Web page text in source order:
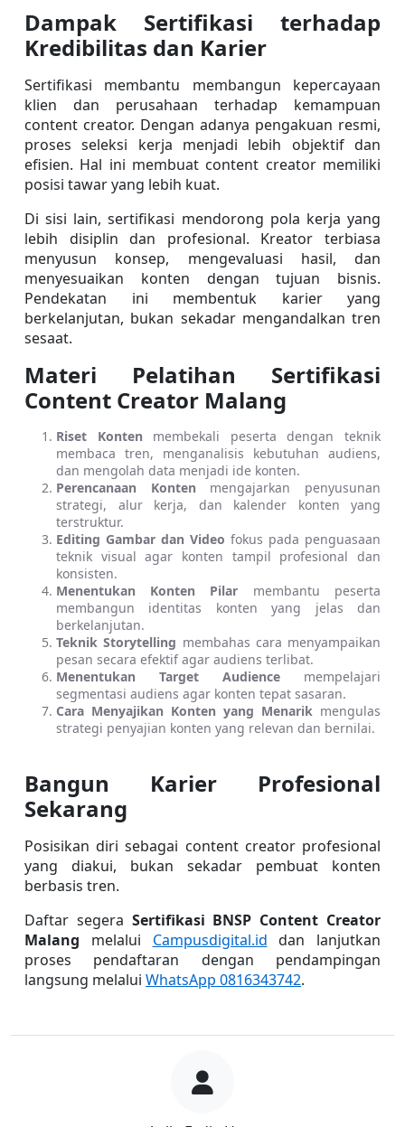
Dampak Sertifikasi terhadap
Kredibilitas dan Karier
Sertifikasi membantu membangun kepercayaan
klien dan perusahaan terhadap kemampuan
content creator. Dengan adanya pengakuan resmi,
proses seleksi kerja menjadi lebih objektif dan
efisien. Hal ini membuat content creator memiliki
posisi tawar yang lebih kuat.
Di sisi lain, sertifikasi mendorong pola kerja yang
lebih disiplin dan profesional. Kreator terbiasa
menyusun konsep, mengevaluasi hasil, dan
menyesuaikan konten dengan tujuan bisnis.
Pendekatan ini membentuk karier yang
berkelanjutan, bukan sekadar mengandalkan tren
sesaat.
Materi Pelatihan Sertifikasi
Content Creator Malang
Riset Konten membekali peserta dengan teknik
membaca tren, menganalisis kebutuhan audiens,
dan mengolah data menjadi ide konten.
Perencanaan Konten mengajarkan penyusunan
strategi, alur kerja, dan kalender konten yang
terstruktur.
Editing Gambar dan Video fokus pada penguasaan
teknik visual agar konten tampil profesional dan
konsisten.
Menentukan Konten Pilar membantu peserta
membangun identitas konten yang jelas dan
berkelanjutan.
Teknik Storytelling membahas cara menyampaikan
pesan secara efektif agar audiens terlibat.
Menentukan Target Audience mempelajari
segmentasi audiens agar konten tepat sasaran.
Cara Menyajikan Konten yang Menarik mengulas
strategi penyajian konten yang relevan dan bernilai.
Bangun Karier Profesional
Sekarang
Posisikan diri sebagai content creator profesional
yang diakui, bukan sekadar pembuat konten
berbasis tren.
Daftar segera Sertifikasi BNSP Content Creator
Malang melalui Campusdigital.id dan lanjutkan
proses pendaftaran dengan pendampingan
langsung melalui WhatsApp 0816343742.